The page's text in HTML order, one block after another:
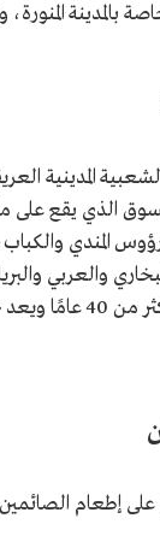
بالمدينة
المدينية
الذي يقع على
والكباب،
والعربي
واليغمش والبف،
على إطعام